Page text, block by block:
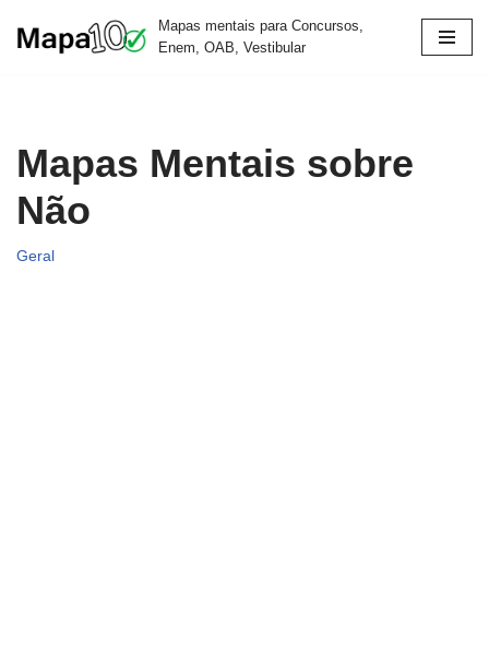
Mapas mentais para Concursos,
Enem, OAB, Vestibular
Mapas Mentais sobre
Não
Geral